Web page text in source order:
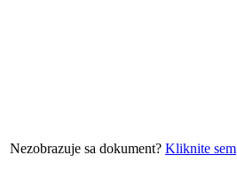
Nezobrazuje sa dokument? Kliknite sem